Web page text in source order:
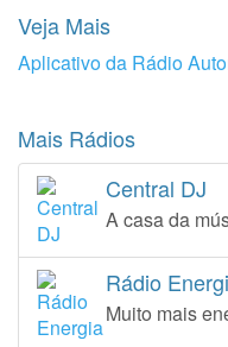
Veja Mais
Aplicativo da Rádio
Mais Rádios
Central DJ
A casa da
Rádio
Muito mais